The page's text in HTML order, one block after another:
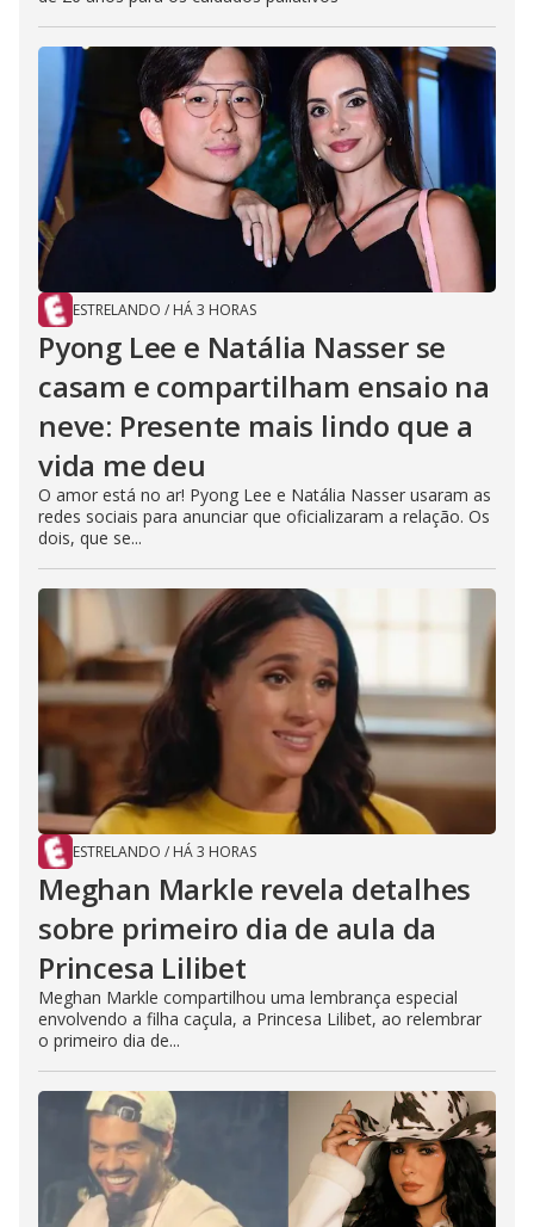
ESTRELANDO / HÁ 3 HORAS
Pyong Lee e Natália Nasser se
casam e compartilham ensaio na
neve: Presente mais lindo que a
vida me deu
O amor está no ar! Pyong Lee e Natália Nasser usaram as
redes sociais para anunciar que oficializaram a relação. Os
dois, que se...
ESTRELANDO / HÁ 3 HORAS
Meghan Markle revela detalhes
sobre primeiro dia de aula da
Princesa Lilibet
Meghan Markle compartilhou uma lembrança especial
envolvendo a filha caçula, a Princesa Lilibet, ao relembrar
o primeiro dia de...